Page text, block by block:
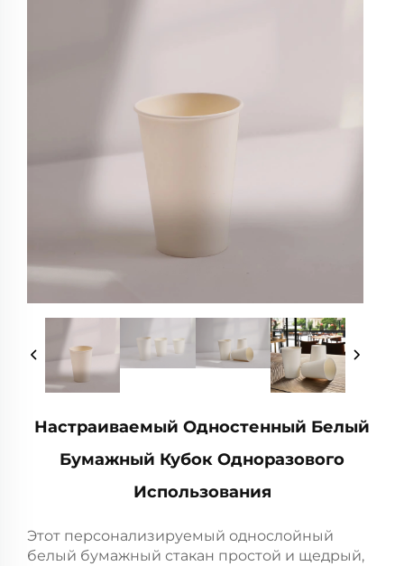
Настраиваемый Одностенный Белый
Бумажный Кубок Одноразового
Использования
Этот персонализируемый однослойный
белый бумажный стакан простой и щедрый,